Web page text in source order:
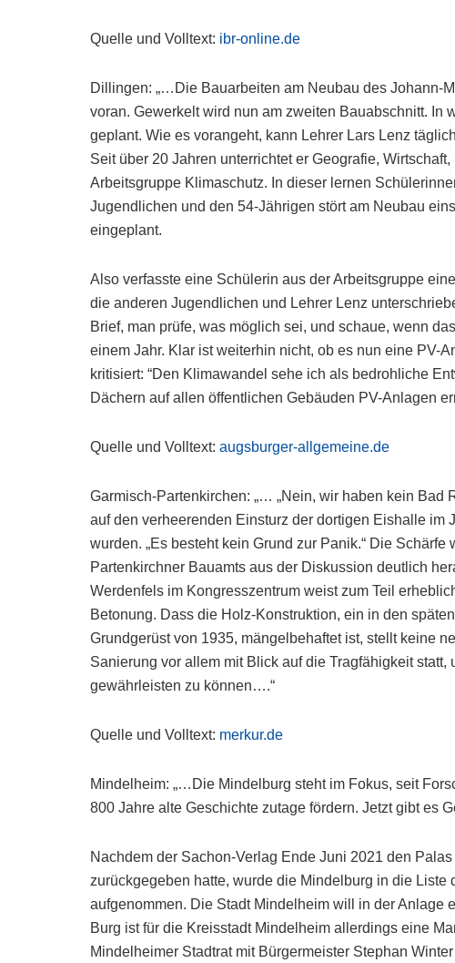
Quelle und Volltext: ibr-online.de
Dillingen: „…Die Bauarbeiten am Neubau des Johann-
voran. Gewerkelt wird nun am zweiten Bauabschnitt. In
geplant. Wie es vorangeht, kann Lehrer Lars Lenz
Seit über 20 Jahren unterrichtet er Geografie,
Arbeitsgruppe Klimaschutz. In dieser lernen
Jugendlichen und den 54-Jährigen stört am Neubau
eingeplant.
Also verfasste eine Schülerin aus der Arbeitsgruppe
die anderen Jugendlichen und Lehrer Lenz
Brief, man prüfe, was möglich sei, und schaue, wenn
einem Jahr. Klar ist weiterhin nicht, ob es nun eine PV-
kritisiert: “Den Klimawandel sehe ich als bedrohliche
Dächern auf allen öffentlichen Gebäuden PV-Anlagen
Quelle und Volltext:augsburger-allgemeine.de
Garmisch-Partenkirchen: „… „Nein, wir haben kein Bad
auf den verheerenden Einsturz der dortigen Eishalle im
wurden. „Es besteht kein Grund zur Panik.“ Die
Partenkirchner Bauamts aus der Diskussion deutlich
Werdenfels im Kongresszentrum weist zum Teil
Betonung. Dass die Holz-Konstruktion, ein in den
Grundgerüst von 1935, mängelbehaftet ist, stellt keine
Sanierung vor allem mit Blick auf die Tragfähigkeit statt,
gewährleisten zu können….“
Quelle und Volltext: merkur.de
Mindelheim: „…Die Mindelburg steht im Fokus, seit
800 Jahre alte Geschichte zutage fördern. Jetzt gibt es
Nachdem der Sachon-Verlag Ende Juni 2021 den
zurückgegeben hatte, wurde die Mindelburg in die
aufgenommen. Die Stadt Mindelheim will in der Anlage
Burg ist für die Kreisstadt Mindelheim allerdings eine
Mindelheimer Stadtrat mit Bürgermeister Stephan